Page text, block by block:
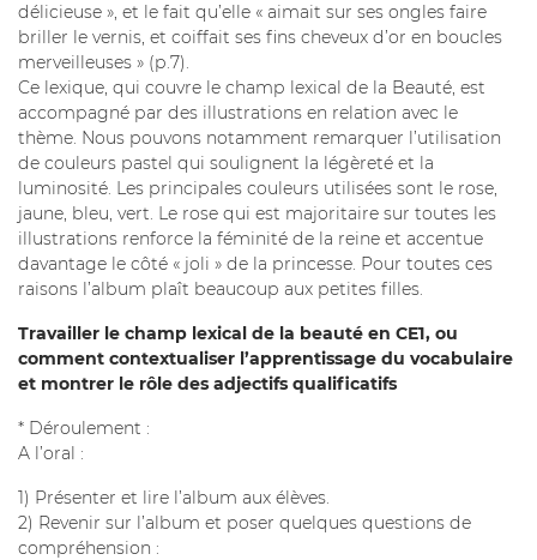
délicieuse », et le fait qu’elle « aimait sur ses ongles faire
briller le vernis, et coiffait ses fins cheveux d’or en boucles
merveilleuses » (p.7).
Ce lexique, qui couvre le champ lexical de la Beauté, est
accompagné par des illustrations en relation avec le
thème. Nous pouvons notamment remarquer l’utilisation
de couleurs pastel qui soulignent la légèreté et la
luminosité. Les principales couleurs utilisées sont le rose,
jaune, bleu, vert. Le rose qui est majoritaire sur toutes les
illustrations renforce la féminité de la reine et accentue
davantage le côté « joli » de la princesse. Pour toutes ces
raisons l’album plaît beaucoup aux petites filles.
Travailler le champ lexical de la beauté en CE1, ou
comment contextualiser l’apprentissage du vocabulaire
et montrer le rôle des adjectifs qualificatifs
* Déroulement :
A l’oral :
1) Présenter et lire l’album aux élèves.
2) Revenir sur l’album et poser quelques questions de
compréhension :